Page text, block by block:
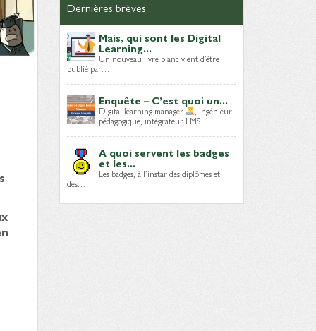
Dernières brèves
Mais, qui sont les Digital
Learning...
Un nouveau livre blanc vient d’être
publié par…
Enquête – C’est quoi un...
Digital learning manager , ingénieur
pédagogique, intégrateur LMS…
A quoi servent les badges
et les...
Les badges, à l’instar des diplômes et
des…